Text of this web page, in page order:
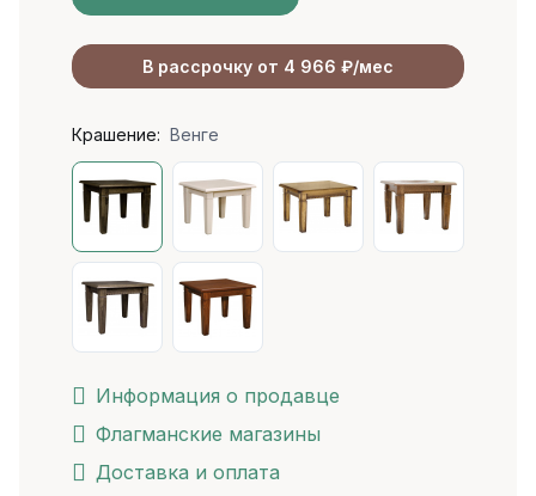
В рассрочку от 4 966 ₽/мес
Крашение: Венге
Информация о продавце
Флагманские магазины
Доставка и оплата